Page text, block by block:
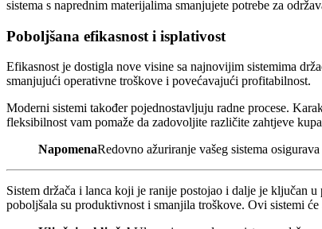
sistema s naprednim materijalima smanjujete potrebe za
Poboljšana efikasnost i isplativost
Efikasnost je dostigla nove visine sa najnovijim sistemima
smanjujući operativne troškove i povećavajući profitabilnost.
Moderni sistemi također pojednostavljuju radne procese.
fleksibilnost vam pomaže da zadovoljite različite zahtjeve
NapomenaRedovno ažuriranje vašeg sistema
Sistem držača i lanca koji je ranije postojao i dalje je ključan
poboljšala su produktivnost i smanjila troškove. Ovi sistemi